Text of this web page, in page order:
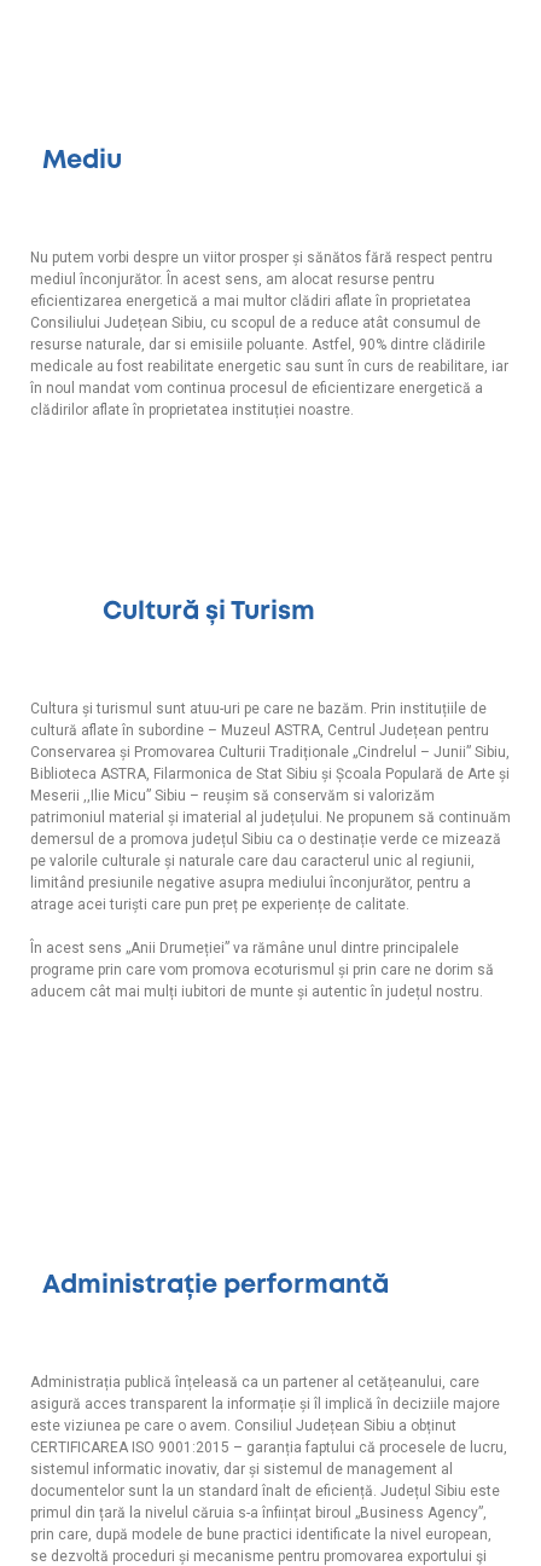
Mediu
Nu putem vorbi despre un viitor prosper și sănătos fără respect pentru
mediul înconjurător. În acest sens, am alocat resurse pentru
eficientizarea energetică a mai multor clădiri aflate în proprietatea
Consiliului Județean Sibiu, cu scopul de a reduce atât consumul de
resurse naturale, dar si emisiile poluante. Astfel, 90% dintre clădirile
medicale au fost reabilitate energetic sau sunt în curs de reabilitare, iar
în noul mandat vom continua procesul de eficientizare energetică a
clădirilor aflate în proprietatea instituției noastre.
Cultură și Turism
Cultura și turismul sunt atuu-uri pe care ne bazăm. Prin instituțiile de
cultură aflate în subordine – Muzeul ASTRA, Centrul Județean pentru
Conservarea și Promovarea Culturii Tradiționale „Cindrelul – Junii” Sibiu,
Biblioteca ASTRA, Filarmonica de Stat Sibiu și Școala Populară de Arte și
Meserii ,,Ilie Micu” Sibiu – reușim să conservăm si valorizăm
patrimoniul material și imaterial al județului. Ne propunem să continuăm
demersul de a promova județul Sibiu ca o destinație verde ce mizează
pe valorile culturale și naturale care dau caracterul unic al regiunii,
limitând presiunile negative asupra mediului înconjurător, pentru a
atrage acei turiști care pun preț pe experiențe de calitate.
În acest sens „Anii Drumeției” va rămâne unul dintre principalele
programe prin care vom promova ecoturismul și prin care ne dorim să
aducem cât mai mulți iubitori de munte și autentic în județul nostru.
Administrație performantă
Administrația publică înțeleasă ca un partener al cetățeanului, care
asigură acces transparent la informație și îl implică în deciziile majore
este viziunea pe care o avem. Consiliul Județean Sibiu a obținut
CERTIFICAREA ISO 9001:2015 – garanția faptului că procesele de lucru,
sistemul informatic inovativ, dar și sistemul de management al
documentelor sunt la un standard înalt de eficiență. Județul Sibiu este
primul din țară la nivelul căruia s-a înființat biroul „Business Agency”,
prin care, după modele de bune practici identificate la nivel european,
se dezvoltă proceduri și mecanisme pentru promovarea exportului şi